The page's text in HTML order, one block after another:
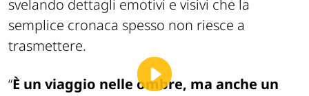
svelando dettagli emotivi e visivi che la
semplice cronaca spesso non riesce a
trasmettere.
“È un viaggio nelle ombre, ma anche un